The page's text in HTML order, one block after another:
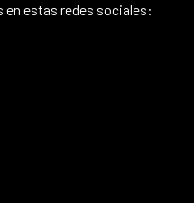
en estas redes sociales: